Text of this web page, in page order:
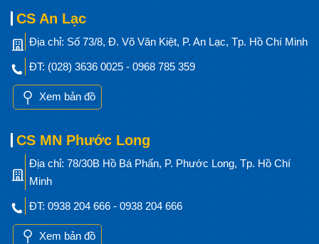
CS An Lạc
Địa chỉ: Số 73/8, Đ. Võ Văn Kiệt, P. An Lạc, Tp. Hồ Chí Minh
ĐT: (028) 3636 0025 - 0968 785 359
Xem bản đồ
CS MN Phước Long
Địa chỉ: 78/30B Hồ Bá Phấn, P. Phước Long, Tp. Hồ Chí
Minh
ĐT: 0938 204 666 - 0938 204 666
Xem bản đồ